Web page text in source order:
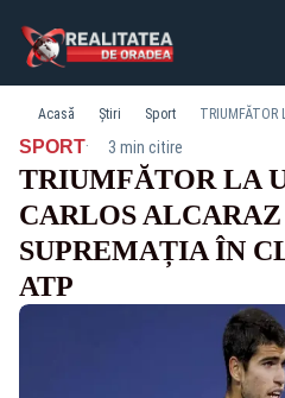
Acasă Știri Sport
SPORT· 3 min citire
TRIUMFĂTOR LA
CARLOS
SUPREMAȚIA ÎN
ATP